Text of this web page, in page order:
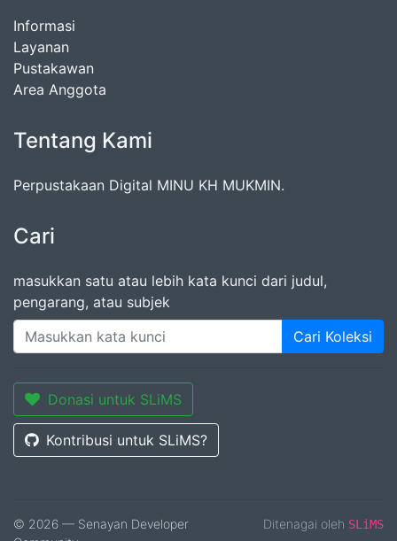
Informasi
Layanan
Pustakawan
Area Anggota
Tentang Kami
Perpustakaan Digital MINU KH MUKMIN.
Cari
masukkan satu atau lebih kata kunci dari judul,
pengarang, atau subjek
Cari Koleksi
Donasi untuk SLiMS
Kontribusi untuk SLiMS?
© 2026 — Senayan Developer
Ditenagai oleh SLiMS